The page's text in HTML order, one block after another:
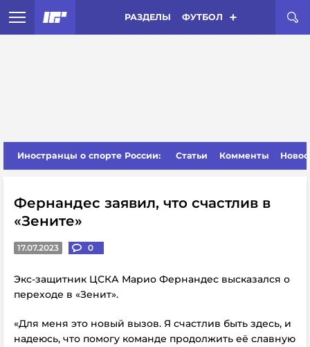
РАЗДЕЛЫ ФУТБОЛ
Иностранцы о спорте России: Статьи Комменты
Фернандес заявил, что счастлив в
«Зените»
17.07.2023 0
Экс-защитник ЦСКА Марио Фернандес высказался о
переходе в «Зенит».
«Для меня это новый вызов. Я счастлив быть здесь, и
надеюсь, что помогу команде продолжить её славную